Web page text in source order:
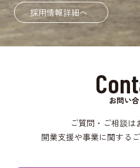
採用情報詳細へ
お問い
ご質問・ご相談は
開業支援や事業に関する